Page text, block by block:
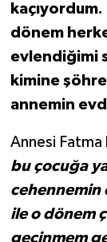
dönem
evlendiğimi
kimine
annemin
Annesi Fatma
bu çocuğa
cehennemin
ile o dönem
geçinmem